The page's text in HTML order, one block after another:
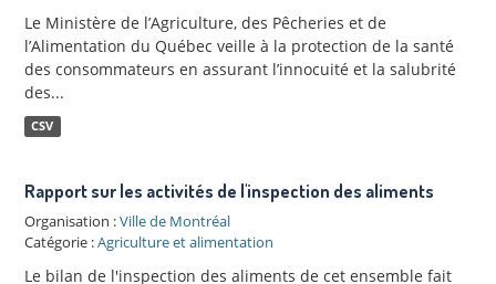
Le Ministère de l’Agriculture, des Pêcheries et de
l’Alimentation du Québec veille à la protection de la santé
des consommateurs en assurant l’innocuité et la salubrité
des...
CSV
Rapport sur les activités de l'inspection des aliments
Organisation :Ville de Montréal
Catégorie :Agriculture et alimentation
Le bilan de l'inspection des aliments de cet ensemble fait